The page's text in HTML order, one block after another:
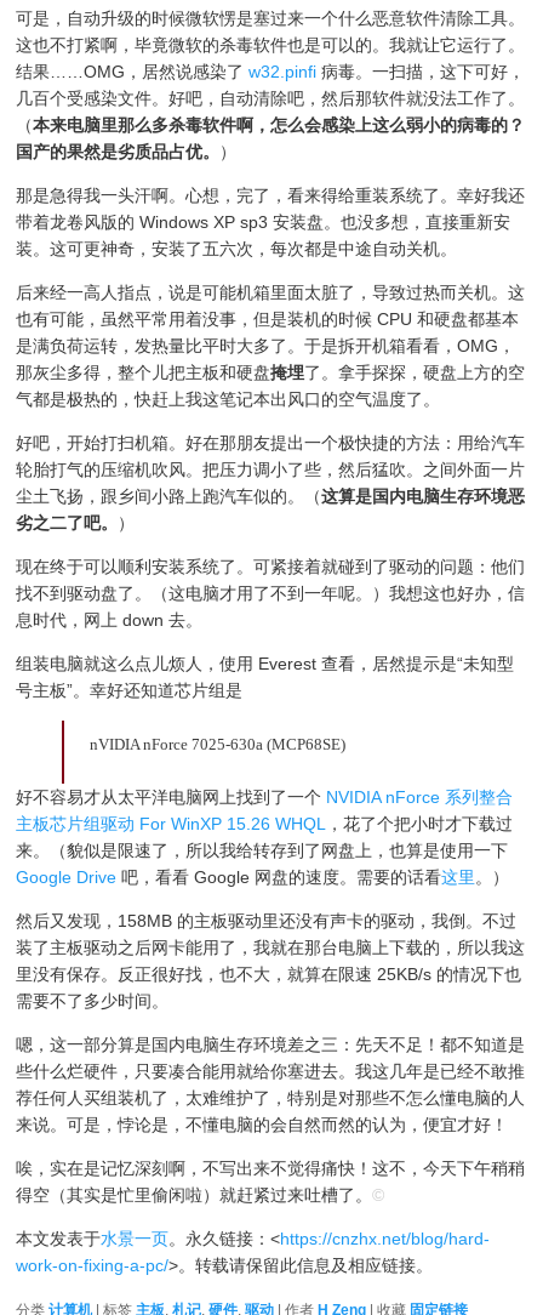
可是，自动升级的时候微软愣是塞过来一个什么恶意软件清除工具。
这也不打紧啊，毕竟微软的杀毒软件也是可以的。我就让它运行了。
结果……OMG，居然说感染了w32.pinfi 病毒。一扫描，这下可好，
几百个受感染文件。好吧，自动清除吧，然后那软件就没法工作了。
（本来电脑里那么多杀毒软件啊，怎么会感染上这么弱小的病毒的？
国产的果然是劣质品占优。 ）
那是急得我一头汗啊。心想，完了，看来得给重装系统了。幸好我还
带着龙卷风版的 Windows XP sp3 安装盘。也没多想，直接重新安
装。这可更神奇，安装了五六次，每次都是中途自动关机。
后来经一高人指点，说是可能机箱里面太脏了，导致过热而关机。这
也有可能，虽然平常用着没事，但是装机的时候 CPU 和硬盘都基本
是满负荷运转，发热量比平时大多了。于是拆开机箱看看，OMG，
那灰尘多得，整个儿把主板和硬盘掩埋了。拿手探探，硬盘上方的空
气都是极热的，快赶上我这笔记本出风口的空气温度了。
好吧，开始打扫机箱。好在那朋友提出一个极快捷的方法：用给汽车
轮胎打气的压缩机吹风。把压力调小了些，然后猛吹。之间外面一片
尘土飞扬，跟乡间小路上跑汽车似的。（这算是国内电脑生存环境恶
劣之二了吧。 ）
现在终于可以顺利安装系统了。可紧接着就碰到了驱动的问题：他们
找不到驱动盘了。（这电脑才用了不到一年呢。）我想这也好办，信
息时代，网上 down 去。
组装电脑就这么点儿烦人，使用 Everest 查看，居然提示是“未知型
号主板”。幸好还知道芯片组是
nVIDIA nForce 7025-630a (MCP68SE)
好不容易才从太平洋电脑网上找到了一个 NVIDIA nForce 系列整合
主板芯片组驱动 For WinXP 15.26 WHQL
，花了个把小时才下载过
来。（貌似是限速了，所以我给转存到了网盘上，也算是使用一下
Google Drive 吧，看看 Google 网盘的速度。需要的话看这里 。）
然后又发现，158MB 的主板驱动里还没有声卡的驱动，我倒。不过
装了主板驱动之后网卡能用了，我就在那台电脑上下载的，所以我这
里没有保存。反正很好找，也不大，就算在限速 25KB/s 的情况下也
需要不了多少时间。
嗯，这一部分算是国内电脑生存环境差之三：先天不足！都不知道是
些什么烂硬件，只要凑合能用就给你塞进去。我这几年是已经不敢推
荐任何人买组装机了，太难维护了，特别是对那些不怎么懂电脑的人
来说。可是，悖论是，不懂电脑的会自然而然的认为，便宜才好！
唉，实在是记忆深刻啊，不写出来不觉得痛快！这不，今天下午稍稍
得空（其实是忙里偷闲啦）就赶紧过来吐槽了。©
本文发表于水景一页。永久链接：<https://cnzhx.net/blog/hard-
work-on-fixing-a-pc/>。转载请保留此信息及相应链接。
分类计算机| 标签主板,札记,硬件,驱动 | 作者H Zeng | 收藏 固定链接